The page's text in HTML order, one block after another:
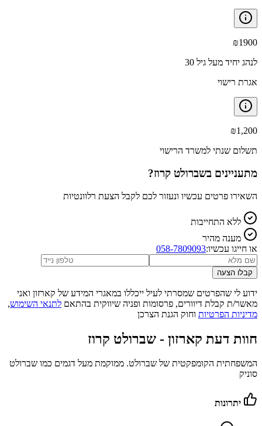
₪1900
לנהג יחיד מעל גיל 30
אגרת רישוי
₪1,200
תשלום שנתי למשרד הרישוי
מתעניינים בשברולט קרוז?
השאירו פרטים עכשיו ונעזור לכם לקבל הצעת רלוונטיות
ללא התחייבות
מענה מהיר
או חייגו עכשיו:058-7809093
קבלו הצעה
ידוע לי שהפרטים שמסרתי לעיל ייכללו במאגרי המידע של קארזון ואני
מאשר/ת קבלת דיוורים, פרסומות ופניה שיווקית בהתאם לתנאי השימוש,
מדיניות הפרטיות וחוק הגנת הצרכן
חוות דעת קארזון - שברולט קרוז
המשפחתית הקומפקטית של שברולט. ממוקמת מעל דגמים כמו שברולט
סוניק
יתרונות